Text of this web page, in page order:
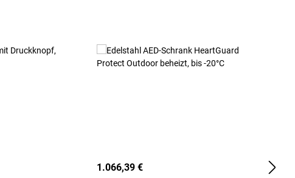
1.066,39 €